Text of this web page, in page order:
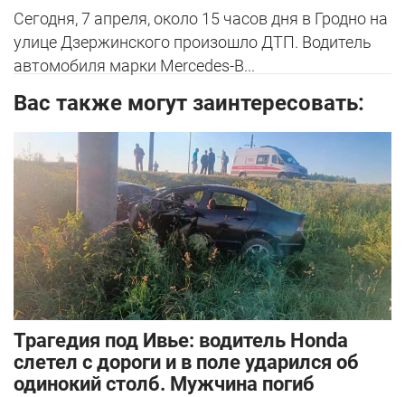
Сегодня, 7 апреля, около 15 часов дня в Гродно на
улице Дзержинского произошло ДТП. Водитель
автомобиля марки Mercedes-B...
Вас также могут заинтересовать:
Трагедия под Ивье: водитель Honda
слетел с дороги и в поле ударился об
одинокий столб. Мужчина погиб